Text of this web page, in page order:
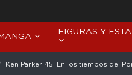
FIGURAS Y
Ken Parker 45. En los tiempos del